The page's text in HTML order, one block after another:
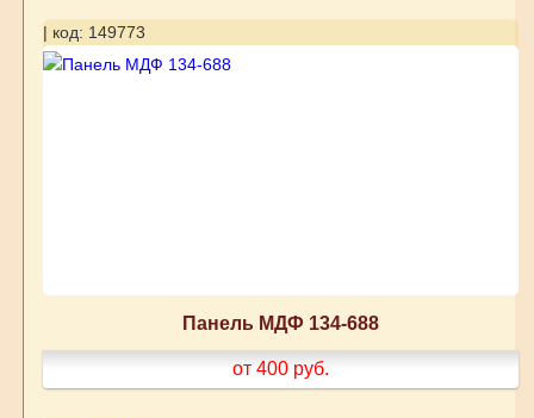
| код: 149773
Панель МДФ 134-688
от 400 руб.